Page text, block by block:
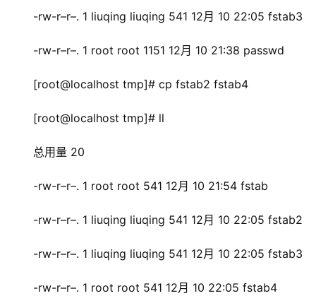
-rw-r–r–. 1 liuqing liuqing 541 12月 10 22:05 fstab3
-rw-r–r–. 1 root root 1151 12月 10 21:38 passwd
[root@localhost tmp]# cp fstab2 fstab4
[root@localhost tmp]# ll
总用量 20
-rw-r–r–. 1 root root 541 12月 10 21:54 fstab
-rw-r–r–. 1 liuqing liuqing 541 12月 10 22:05 fstab2
-rw-r–r–. 1 liuqing liuqing 541 12月 10 22:05 fstab3
-rw-r–r–. 1 root root 541 12月 10 22:05 fstab4